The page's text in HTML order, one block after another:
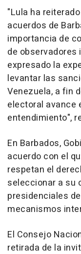
"Lula ha
acuerdos de
importancia de
de observadores
expresado la
levantar las
Venezuela, a fin
electoral avance
entendimiento",
En Barbados,
acuerdo con el
respetan el
seleccionar a su
presidenciales
mecanismos
El Consejo
retirada de la